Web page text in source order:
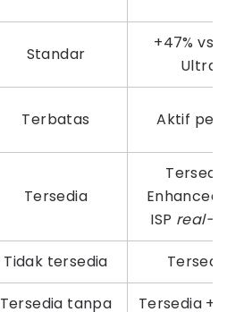
Standar
+47% vs
Ultra
Terbatas Aktif
Tersedia
Enhanced
ISP real-
Tidak tersedia
Tersedia tanpa Tersedia +